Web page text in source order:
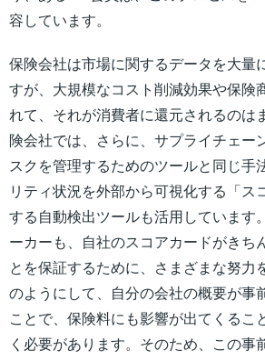
容しています。
保険会社は市場に関するデータを大量
すが、大規模なコスト削減効果や保険
れて、それが消費者に還元されるのは
険会社では、さらに、サプライチェー
スクを管理するためのツールと同じ手
リティ状況を外部から可視化する「ス
する自動検出ツールも活用しています
ーカーも、自社のスコアカードがきち
とを保証するために、さまざまな努力
のようにして、自分の会社の概要が事
ことで、保険料にも影響が出てくるこ
く必要があります。そのため、この事